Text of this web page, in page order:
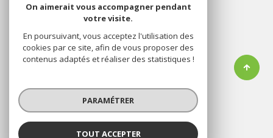
Cookies
© 2026 | Tous droits réservés
Réalisé par
On aimerait vous accompagner pendant
votre visite.
En poursuivant, vous acceptez l'utilisation des
cookies par ce site, afin de vous proposer des
contenus adaptés et réaliser des statistiques !
PARAMÉTRER
TOUT ACCEPTER